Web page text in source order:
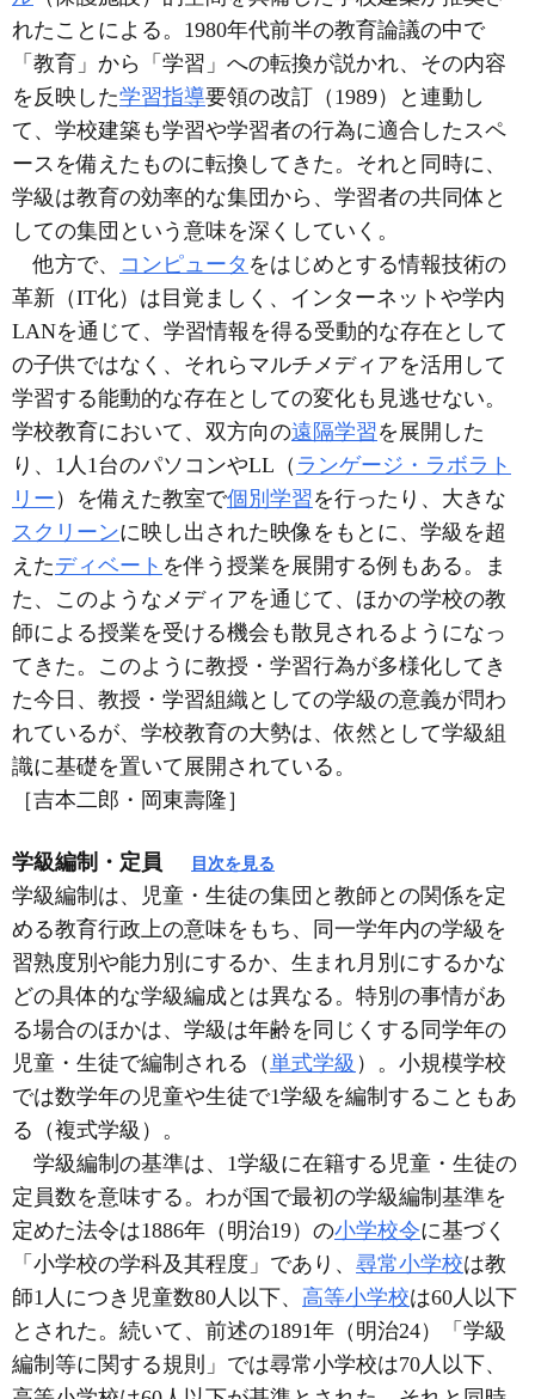
れたことによる。1980年代前半の教育論議の中で
「教育」から「学習」への転換が説かれ、その内容
を反映した学習指導要領の改訂（1989）と連動し
て、学校建築も学習や学習者の行為に適合したスペ
ースを備えたものに転換してきた。それと同時に、
学級は教育の効率的な集団から、学習者の共同体と
しての集団という意味を深くしていく。
他方で、 コンピュータ をはじめとする情報技術の
革新（IT化）は目覚ましく、インターネットや学内
LANを通じて、学習情報を得る受動的な存在として
の子供ではなく、それらマルチメディアを活用して
学習する能動的な存在としての変化も見逃せない。
学校教育において、双方向の遠隔学習を展開した
り、1人1台のパソコンやLL（ ランゲージ・ラボラト
リー ）を備えた教室で個別学習を行ったり、大きな
スクリーンに映し出された映像をもとに、学級を超
えたディベート を伴う授業を展開する例もある。ま
た、このようなメディアを通じて、ほかの学校の教
師による授業を受ける機会も散見されるようになっ
てきた。このように教授・学習行為が多様化してき
た今日、教授・学習組織としての学級の意義が問わ
れているが、学校教育の大勢は、依然として学級組
識に基礎を置いて展開されている。
［吉本二郎・岡東壽隆］
学級編制・定員 目次を見る
学級編制は、児童・生徒の集団と教師との関係を定
める教育行政上の意味をもち、同一学年内の学級を
習熟度別や能力別にするか、生まれ月別にするかな
どの具体的な学級編成とは異なる。特別の事情があ
る場合のほかは、学級は年齢を同じくする同学年の
児童・生徒で編制される（単式学級 ）。小規模学校
では数学年の児童や生徒で1学級を編制することもあ
る（複式学級）。
学級編制の基準は、1学級に在籍する児童・生徒の
定員数を意味する。わが国で最初の学級編制基準を
定めた法令は1886年（明治19）の小学校令に基づく
「小学校の学科及其程度」であり、 尋常小学校は教
師1人につき児童数80人以下、 高等小学校は60人以下
とされた。続いて、前述の1891年（明治24）「学級
編制等に関する規則」では尋常小学校は70人以下、